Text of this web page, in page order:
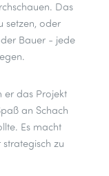
Das
setzen, oder
Bauer - jede
er das Projekt
an Schach
Es macht
zu